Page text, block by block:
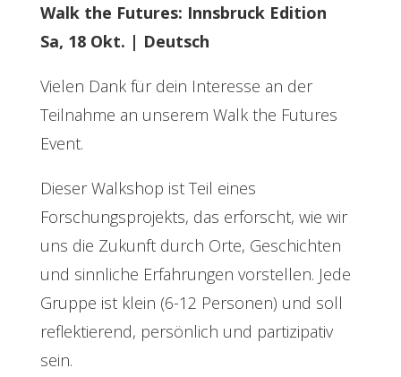
Walk the Futures: Innsbruck Edition
Sa, 18 Okt. | Deutsch
Vielen Dank für dein Interesse an der
Teilnahme an unserem Walk the Futures
Event.
Dieser Walkshop ist Teil eines
Forschungsprojekts, das erforscht, wie wir
uns die Zukunft durch Orte, Geschichten
und sinnliche Erfahrungen vorstellen. Jede
Gruppe ist klein (6-12 Personen) und soll
reflektierend, persönlich und partizipativ
sein.